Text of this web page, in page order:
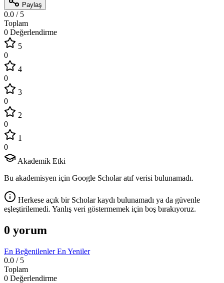
Paylaş
0.0 / 5
Toplam
0 Değerlendirme
5
0
4
0
3
0
2
0
1
0
Akademik Etki
Bu akademisyen için Google Scholar atıf verisi bulunamadı.
Herkese açık bir Scholar kaydı bulunamadı ya da güvenle
eşleştirilemedi. Yanlış veri göstermemek için boş bırakıyoruz.
0 yorum
En BeğenilenlerEn Yeniler
0.0 / 5
Toplam
0 Değerlendirme